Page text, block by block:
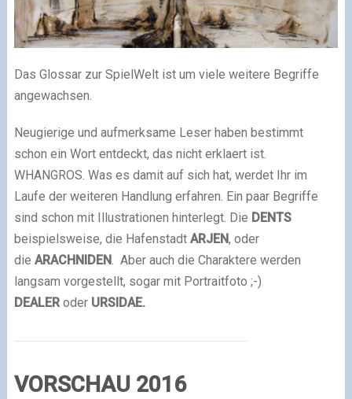
Das Glossar zur SpielWelt ist um viele weitere Begriffe
angewachsen.
Neugierige und aufmerksame Leser haben bestimmt
schon ein Wort entdeckt, das nicht erklaert ist.
WHANGROS. Was es damit auf sich hat, werdet Ihr im
Laufe der weiteren Handlung erfahren. Ein paar Begriffe
sind schon mit Illustrationen hinterlegt. Die DENTS
beispielsweise, die Hafenstadt ARJEN, oder
die ARACHNIDEN. Aber auch die Charaktere werden
langsam vorgestellt, sogar mit Portraitfoto ;-)
DEALER oderURSIDAE.
VORSCHAU 2016